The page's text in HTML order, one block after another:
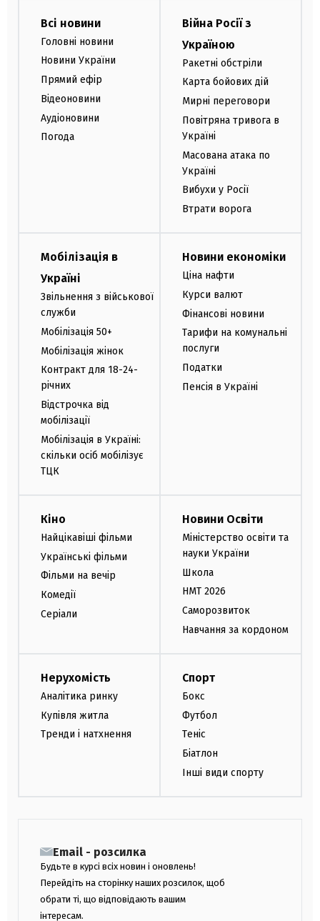
Всі новини
Головні новини
Новини України
Прямий ефір
Відеоновини
Аудіоновини
Погода
Війна Росії з
Україною
Ракетні обстріли
Карта бойових дій
Мирні переговори
Повітряна тривога в
Україні
Масована атака по
Україні
Вибухи у Росії
Втрати ворога
Мобілізація в
Україні
Звільнення з військової
служби
Мобілізація 50+
Мобілізація жінок
Контракт для 18-24-
річних
Відстрочка від
мобілізації
Мобілізація в Україні:
скільки осіб мобілізує
ТЦК
Новини економіки
Ціна нафти
Курси валют
Фінансові новини
Тарифи на комунальні
послуги
Податки
Пенсія в Україні
Кіно
Найцікавіші фільми
Українські фільми
Фільми на вечір
Комедії
Серіали
Новини Освіти
Міністерство освіти та
науки України
Школа
НМТ 2026
Саморозвиток
Навчання за кордоном
Нерухомість
Аналітика ринку
Купівля житла
Тренди і натхнення
Спорт
Бокс
Футбол
Теніс
Біатлон
Інші види спорту
Email - розсилка
Будьте в курсі всіх новин і оновлень!
Перейдіть на сторінку наших розсилок, щоб
обрати ті, що відповідають вашим
інтересам.